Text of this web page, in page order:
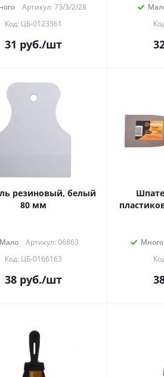
Артикул: 73/3/2/28
Код: ЦБ-0123361
31 руб./шт
резиновый, белый
80 мм
Мало
Артикул: 06863
Код: ЦБ-0166163
38руб./шт
Много